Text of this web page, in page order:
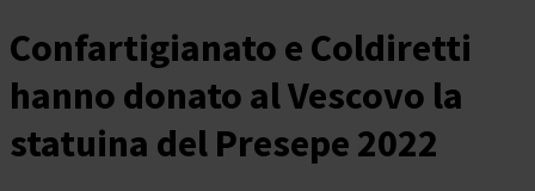
Confartigianato e Coldiretti
hanno donato al Vescovo la
statuina del Presepe 2022